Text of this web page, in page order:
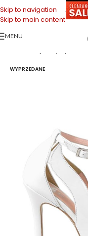
Skip to navigation
Skip to main content
.
MENU
Strona główna Sklep
WYPRZEDANE